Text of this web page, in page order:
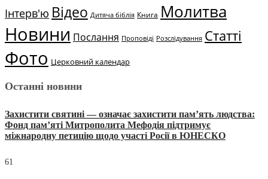
Інтерв'ю Відео Дитяча біблія Книга Молитва
Новини Послання Проповіді Розслідування Статті
Фото Церковний календар
Останні новини
Захистити святині — означає захистити пам’ять людства:
Фонд пам’яті Митрополита Мефодія підтримує
міжнародну петицію щодо участі Росії в ЮНЕСКО
61